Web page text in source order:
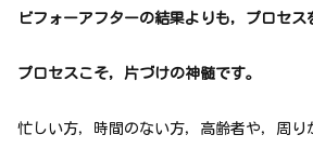
ビフォーアフターの結果よりも，プロセス
プロセスこそ，片づけの神髄です。
忙しい方，時間のない方，高齢者や，周り